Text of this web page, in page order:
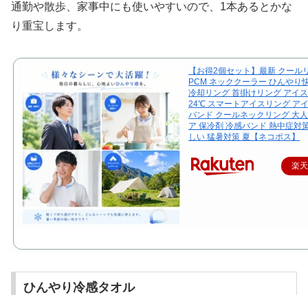
通勤や散歩、家事中にも使いやすいので、1本あるとかな
り重宝します。
【お得2個セット】最新 クール
PCM ネッククーラー ひんやり
冷却リング 首掛けリング アイ
24℃ スマートアイスリング ア
バンド クールネックリング 大
ア 保冷剤 冷感バンド 熱中症対
しい 猛暑対策 夏【ネコポス】
楽
ひんやり冷感タオル